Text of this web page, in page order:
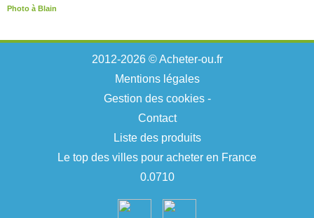
Photo à Blain
2012-2026 © Acheter-ou.fr
Mentions légales
Gestion des cookies-
Contact
Liste des produits
Le top des villes pour acheter en France
0.0710